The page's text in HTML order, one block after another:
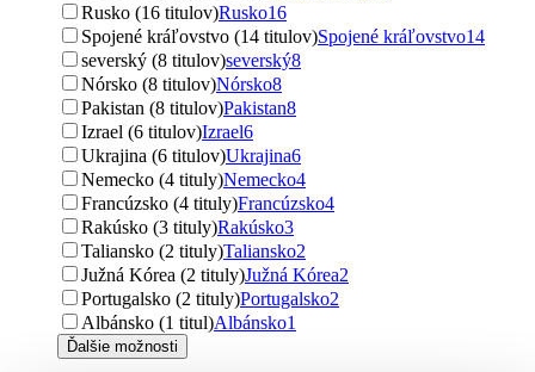
Rusko (16 titulov)Rusko16
Spojené kráľovstvo (14 titulov)Spojené kráľovstvo14
severský (8 titulov)severský8
Nórsko (8 titulov)Nórsko8
Pakistan (8 titulov)Pakistan8
Izrael (6 titulov)Izrael6
Ukrajina (6 titulov)Ukrajina6
Nemecko (4 tituly)Nemecko4
Francúzsko (4 tituly)Francúzsko4
Rakúsko (3 tituly)Rakúsko3
Taliansko (2 tituly)Taliansko2
Južná Kórea (2 tituly)Južná Kórea2
Portugalsko (2 tituly)Portugalsko2
Albánsko (1 titul)Albánsko1
Ďalšie možnosti